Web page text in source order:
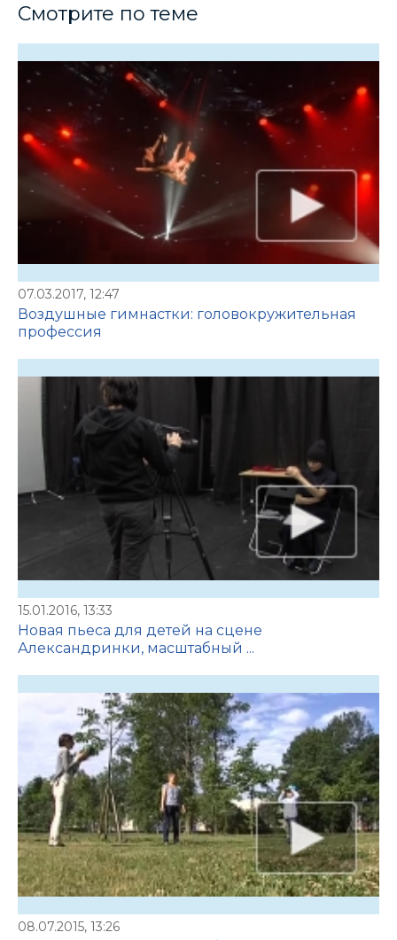
Смотрите по теме
07.03.2017, 12:47
Воздушные гимнастки: головокружительная
профессия
15.01.2016, 13:33
Новая пьеса для детей на сцене
Александринки, масштабный ...
08.07.2015, 13:26